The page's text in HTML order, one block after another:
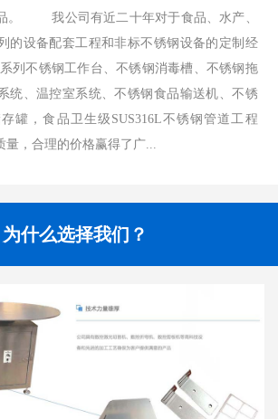
。 我公司有近二十年对于食品、水产、
的设备配套工程和非标不锈钢设备的定制经
列不锈钢工作台、不锈钢消毒槽、不锈钢拖
统、温控室系统、不锈钢食品输送机、不锈
罐，食品卫生级SUS316L不锈钢管道工程
，合理的价格赢得了广...
为什么选择我们？